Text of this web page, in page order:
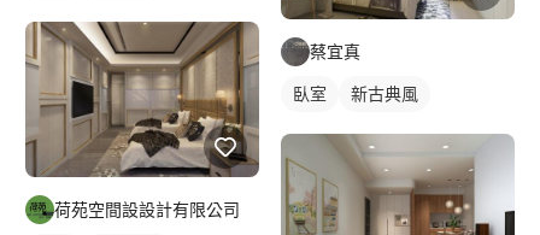
荷苑空間設設計有限公司
蔡宜真
臥室 新古典風